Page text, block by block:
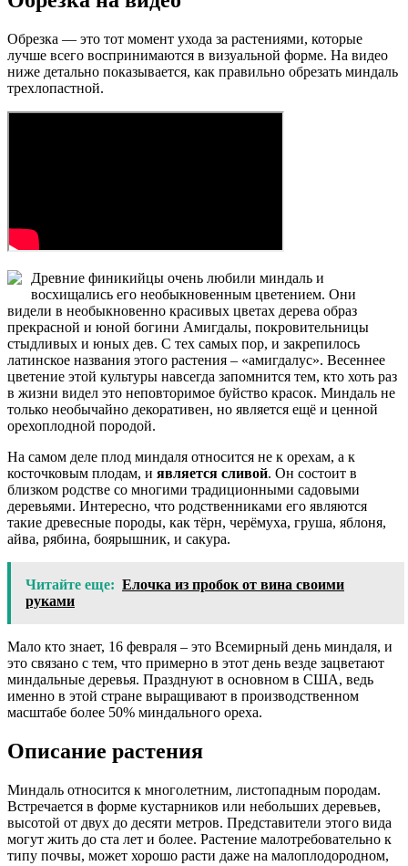
Обрезка — это тот момент ухода за растениями, которые
лучше всего воспринимаются в визуальной форме. На видео
ниже детально показывается, как правильно обрезать миндаль
трехлопастной.
Древние финикийцы очень любили миндаль и
восхищались его необыкновенным цветением. Они
видели в необыкновенно красивых цветах дерева образ
прекрасной и юной богини Амигдалы, покровительницы
стыдливых и юных дев. С тех самых пор, и закрепилось
латинское названия этого растения – «амигдалус». Весеннее
цветение этой культуры навсегда запомнится тем, кто хоть раз
в жизни видел это неповторимое буйство красок. Миндаль не
только необычайно декоративен, но является ещё и ценной
орехоплодной породой.
На самом деле плод миндаля относится не к орехам, а к
косточковым плодам, и является сливой. Он состоит в
близком родстве со многими традиционными садовыми
деревьями. Интересно, что родственниками его являются
такие древесные породы, как тёрн, черёмуха, груша, яблоня,
айва, рябина, боярышник, и сакура.
Читайте еще: Елочка из пробок от вина своими
руками
Мало кто знает, 16 февраля – это Всемирный день миндаля, и
это связано с тем, что примерно в этот день везде зацветают
миндальные деревья. Празднуют в основном в США, ведь
именно в этой стране выращивают в производственном
масштабе более 50% миндального ореха.
Описание растения
Миндаль относится к многолетним, листопадным породам.
Встречается в форме кустарников или небольших деревьев,
высотой от двух до десяти метров. Представители этого вида
могут жить до ста лет и более. Растение малотребовательно к
типу почвы, может хорошо расти даже на малоплодородном,